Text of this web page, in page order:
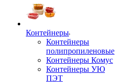
Контейнеры
Контейнеры
полипропиленовые
Контейнеры Комус
Контейнеры УЮ
ПЭТ